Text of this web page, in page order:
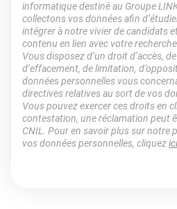
informatique destiné au Groupe
collectons vos données afin
intégrer à notre vivier de candidats
contenu en lien avec votre recherche
Vous disposez d’un droit d’accès,
d’effacement, de limitation,
données personnelles vous
directives relatives au sort de vos
Vous pouvez exercer ces droits en
contestation, une réclamation peut
CNIL. Pour en savoir plus sur notre
vos données personnelles, cliquezici